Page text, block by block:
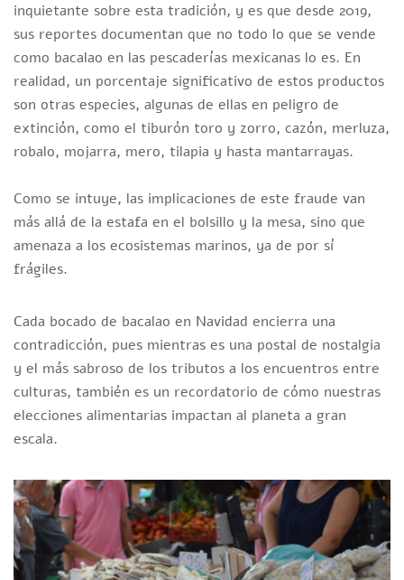
inquietante sobre esta tradición, y es que desde 2019,
sus reportes documentan que no todo lo que se vende
como bacalao en las pescaderías mexicanas lo es. En
realidad, un porcentaje significativo de estos productos
son otras especies, algunas de ellas en peligro de
extinción, como el tiburón toro y zorro, cazón, merluza,
robalo, mojarra, mero, tilapia y hasta mantarrayas.
Como se intuye, las implicaciones de este fraude van
más allá de la estafa en el bolsillo y la mesa, sino que
amenaza a los ecosistemas marinos, ya de por sí
frágiles.
Cada bocado de bacalao en Navidad encierra una
contradicción, pues mientras es una postal de nostalgia
y el más sabroso de los tributos a los encuentros entre
culturas, también es un recordatorio de cómo nuestras
elecciones alimentarias impactan al planeta a gran
escala.